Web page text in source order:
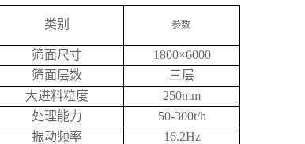
类别 参数
筛面尺寸
1800×6000
筛面层数
三层
大进料粒度
250mm
处理能力
50-300t/h
振动频率
16.2Hz